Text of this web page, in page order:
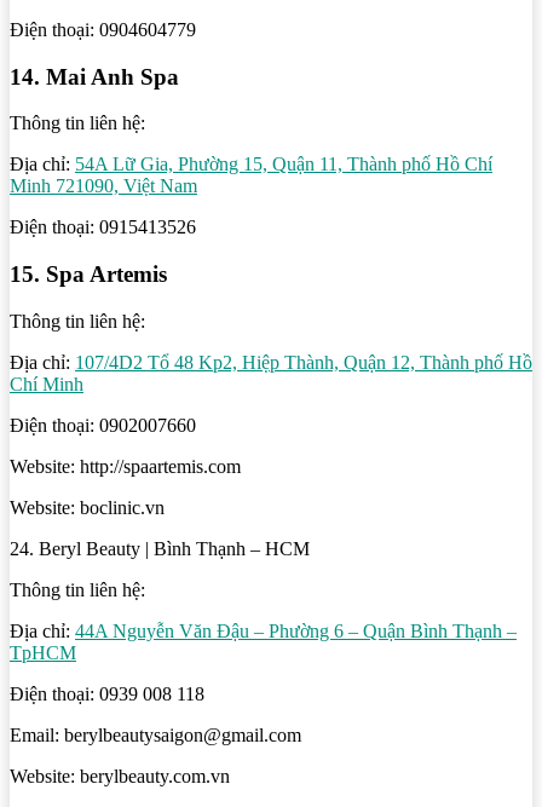
Điện thoại: 0904604779
14. Mai Anh Spa
Thông tin liên hệ:
Địa chỉ: 54A Lữ Gia, Phường 15, Quận 11, Thành phố Hồ Chí
Minh 721090, Việt Nam
Điện thoại: 0915413526
15. Spa Artemis
Thông tin liên hệ:
Địa chỉ: 107/4D2 Tổ 48 Kp2, Hiệp Thành, Quận 12, Thành phố Hồ
Chí Minh
Điện thoại: 0902007660
Website: http://spaartemis.com
Website: boclinic.vn
24. Beryl Beauty | Bình Thạnh – HCM
Thông tin liên hệ:
Địa chỉ: 44A Nguyễn Văn Đậu – Phường 6 – Quận Bình Thạnh –
TpHCM
Điện thoại: 0939 008 118
Email: berylbeautysaigon@gmail.com
Website: berylbeauty.com.vn